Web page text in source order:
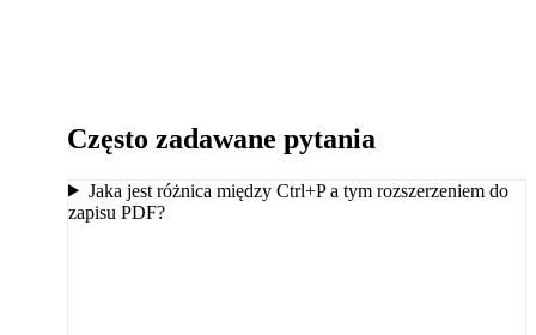
Często zadawane pytania
Jaka jest różnica między Ctrl+P a tym rozszerzeniem do
zapisu PDF?